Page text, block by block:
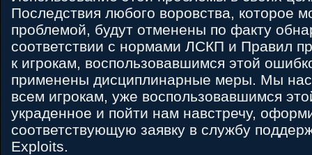
Последствия любого воровства, которое
проблемой, будут отменены по факту
соответствии с нормами ЛСКП и Правил
к игрокам, воспользовавшимся этой
применены дисциплинарные меры. Мы
всем игрокам, уже воспользовавшимся
украденное и пойти нам навстречу,
соответствующую заявку в службу
Exploits.